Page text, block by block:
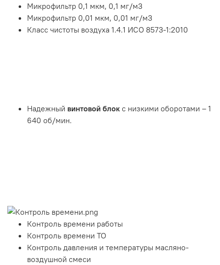
Микрофильтр 0,1 мкм, 0,1 мг/м3
Микрофильтр 0,01 мкм, 0,01 мг/м3
Класс чистоты воздуха 1.4.1 ИСО 8573-1:2010
Надежный винтовой блок с низкими оборотами – 1
640 об/мин.
Контроль времени работы
Контроль времени ТО
Контроль давления и температуры масляно-
воздушной смеси